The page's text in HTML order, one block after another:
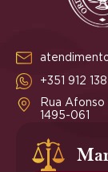
+351 912
Rua Afonso
1495-061